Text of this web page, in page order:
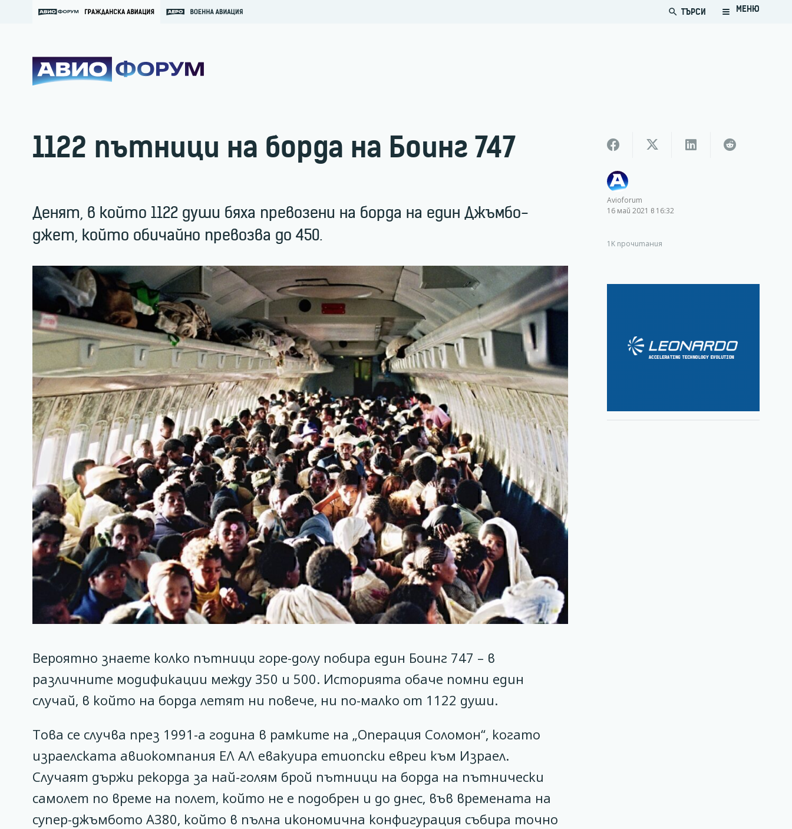
search ТЪРСИ МЕНЮ
1122 пътници на борда на Боинг 747
Денят, в който 1122 души бяха превозени на борда на един Джъмбо-
джет, който обичайно превозва до 450.
Вероятно знаете колко пътници горе-долу побира един Боинг 747 – в
различните модификации между 350 и 500. Историята обаче помни един
случай, в който на борда летят ни повече, ни по-малко от 1122 души.
Това се случва през 1991-а година в рамките на „Операция Соломон“, когато
израелската авиокомпания ЕЛ АЛ евакуира етиопски евреи към Израел.
Случаят държи рекорда за най-голям брой пътници на борда на пътнически
самолет по време на полет, който не е подобрен и до днес, във времената на
супер-джъмбото А380, който в пълна икономична конфигурация събира точно
Avioforum
16 май 2021 в 16:32
1K прочитания